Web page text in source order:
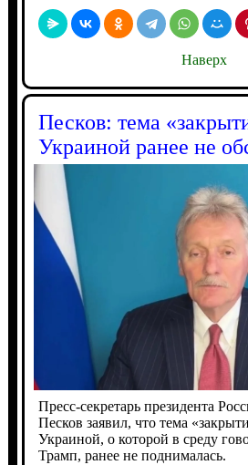
Наверх
Песков: тема
Украиной ранее не
Пресс-секретарь президента
Песков заявил, что тема
Украиной, о которой в среду
Трамп, ранее не поднималась.